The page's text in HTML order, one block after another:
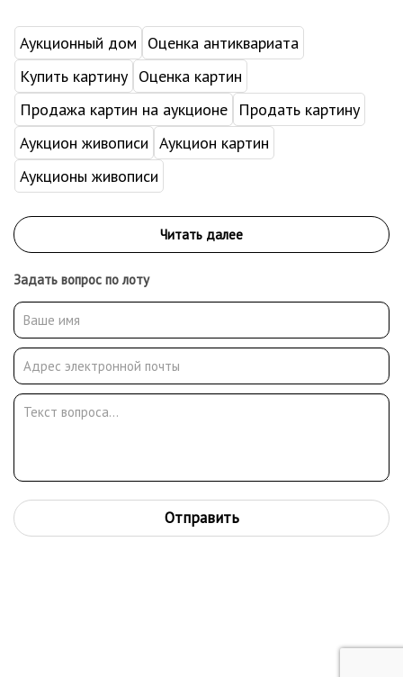
Аукционный дом
Оценка антиквариата
Купить картину Оценка картин
Продажа картин на аукционе
Продать картину
Аукцион живописи Аукцион картин
Аукционы живописи
Задать вопрос по лоту
Отправить